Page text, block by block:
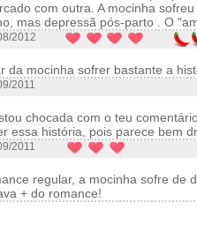
com outra. A mocinha
mas depressã pós-parto . O
2012
da mocinha sofrer bastante a
2011
chocada com o teu
essa história, pois parece bem
2011
regular, a mocinha sofre de
+ do romance!